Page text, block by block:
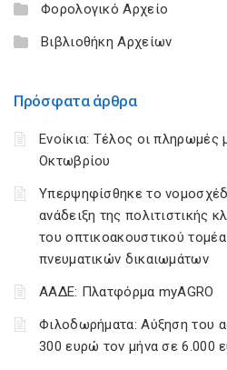
Φορολογικό Αρχείο
Βιβλιοθήκη Αρχείων
Πρόσφατα άρθρα
Ενοίκια: Τέλος οι πληρωμές
Οκτωβρίου
Υπερψηφίσθηκε το
ανάδειξη της πολιτιστικής
του οπτικοακουστικού
πνευματικών δικαιωμάτων
ΑΑΔΕ: Πλατφόρμα myAGRO
Φιλοδωρήματα: Αύξηση του
300 ευρώ τον μήνα σε 6.000